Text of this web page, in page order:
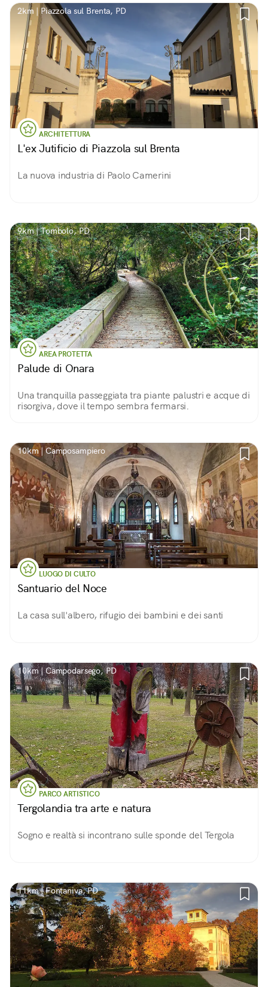
2km | Piazzola sul Brenta, PD
ARCHITETTURA
L'ex Jutificio di Piazzola sul Brenta
La nuova industria di Paolo Camerini
9km | Tombolo, PD
AREA PROTETTA
Palude di Onara
Una tranquilla passeggiata tra piante palustri e acque di
risorgiva, dove il tempo sembra fermarsi.
10km | Camposampiero
LUOGO DI CULTO
Santuario del Noce
La casa sull'albero, rifugio dei bambini e dei santi
10km | Campodarsego, PD
PARCO ARTISTICO
Tergolandia tra arte e natura
Sogno e realtà si incontrano sulle sponde del Tergola
11km | Fontaniva, PD